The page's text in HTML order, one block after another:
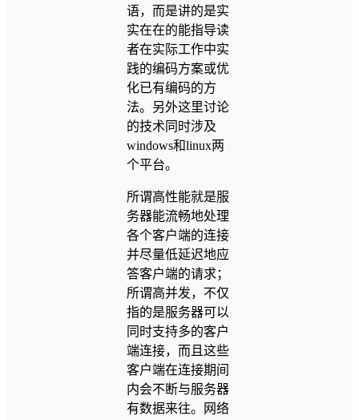
语，而是讲的是实
实在在的能指导读
者在实际工作中实
践的编码方案或优
化已有编码的方
法。另外这里讨论
的技术同时涉及
windows和linux两
个平台。
所谓高性能就是服
务器能流畅地处理
各个客户端的连接
并尽量低延迟地应
答客户端的请求；
所谓高并发，不仅
指的是服务器可以
同时支持多的客户
端连接，而且这些
客户端在连接期间
内会不断与服务器
有数据来往。网络